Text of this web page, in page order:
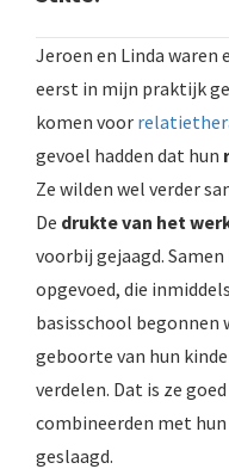
Jeroen en Linda waren
eerst in mijn praktijk
komen voor
gevoel hadden dat hun
Ze wilden wel verder
De drukte van het
voorbij gejaagd.
opgevoed, die
basisschool begonnen
geboorte van hun
verdelen. Dat is ze
combineerden met
geslaagd.